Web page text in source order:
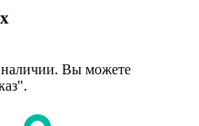
наличии. Вы можете